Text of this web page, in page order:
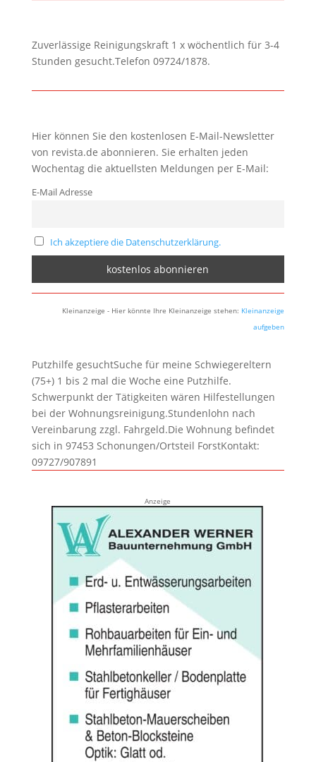
Zuverlässige Reinigungskraft 1 x wöchentlich für 3-4
Stunden gesucht.Telefon 09724/1878.
Hier können Sie den kostenlosen E-Mail-Newsletter
von revista.de abonnieren. Sie erhalten jeden
Wochentag die aktuellsten Meldungen per E-Mail:
E-Mail Adresse
Ich akzeptiere die Datenschutzerklärung.
Kleinanzeige - Hier könnte Ihre Kleinanzeige stehen: Kleinanzeige
aufgeben
Putzhilfe gesuchtSuche für meine Schwiegereltern
(75+) 1 bis 2 mal die Woche eine Putzhilfe.
Schwerpunkt der Tätigkeiten wären Hilfestellungen
bei der Wohnungsreinigung.Stundenlohn nach
Vereinbarung zzgl. Fahrgeld.Die Wohnung befindet
sich in 97453 Schonungen/Ortsteil ForstKontakt:
09727/907891
Anzeige